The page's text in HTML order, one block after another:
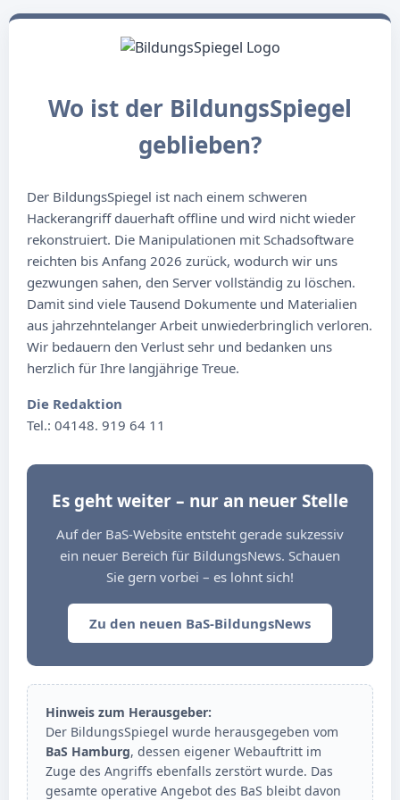
Wo ist der BildungsSpiegel
geblieben?
Der BildungsSpiegel ist nach einem schweren
Hackerangriff dauerhaft offline und wird nicht wieder
rekonstruiert. Die Manipulationen mit Schadsoftware
reichten bis Anfang 2026 zurück, wodurch wir uns
gezwungen sahen, den Server vollständig zu löschen.
Damit sind viele Tausend Dokumente und Materialien
aus jahrzehntelanger Arbeit unwiederbringlich verloren.
Wir bedauern den Verlust sehr und bedanken uns
herzlich für Ihre langjährige Treue.
Die Redaktion
Tel.: 04148. 919 64 11
Es geht weiter – nur an neuer Stelle
Auf der BaS-Website entsteht gerade sukzessiv
ein neuer Bereich für BildungsNews. Schauen
Sie gern vorbei – es lohnt sich!
Zu den neuen BaS-BildungsNews
Hinweis zum Herausgeber:
Der BildungsSpiegel wurde herausgegeben vom
BaS Hamburg, dessen eigener Webauftritt im
Zuge des Angriffs ebenfalls zerstört wurde. Das
gesamte operative Angebot des BaS bleibt davon